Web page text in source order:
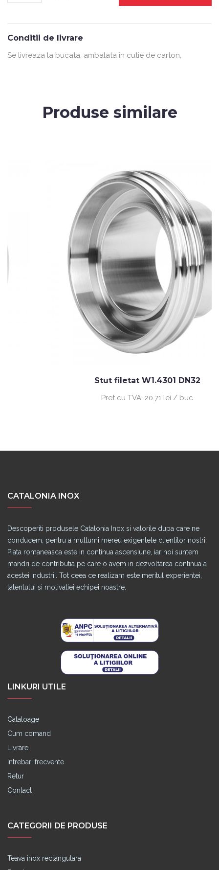
Conditii de livrare
Se livreaza la bucata, ambalata in cutie de carton.
Produse similare
Stut filetat W1.4301 DN32
Pret cu TVA: 20.71 lei / buc
CATALONIA INOX
Descoperiti produsele Catalonia Inox si valorile dupa care ne
conducem, pentru a multumi mereu exigentele clientilor nostri.
Piata romaneasca este in continua ascensiune, iar noi suntem
mandri de contributia pe care o avem in dezvoltarea continua a
acestei industrii. Tot ceea ce realizam este meritul experientei,
talentului si motivatiei echipei noastre.
LINKURI UTILE
Cataloage
Cum comand
Livrare
Intrebari frecvente
Retur
Contact
CATEGORII DE PRODUSE
Teava inox rectangulara